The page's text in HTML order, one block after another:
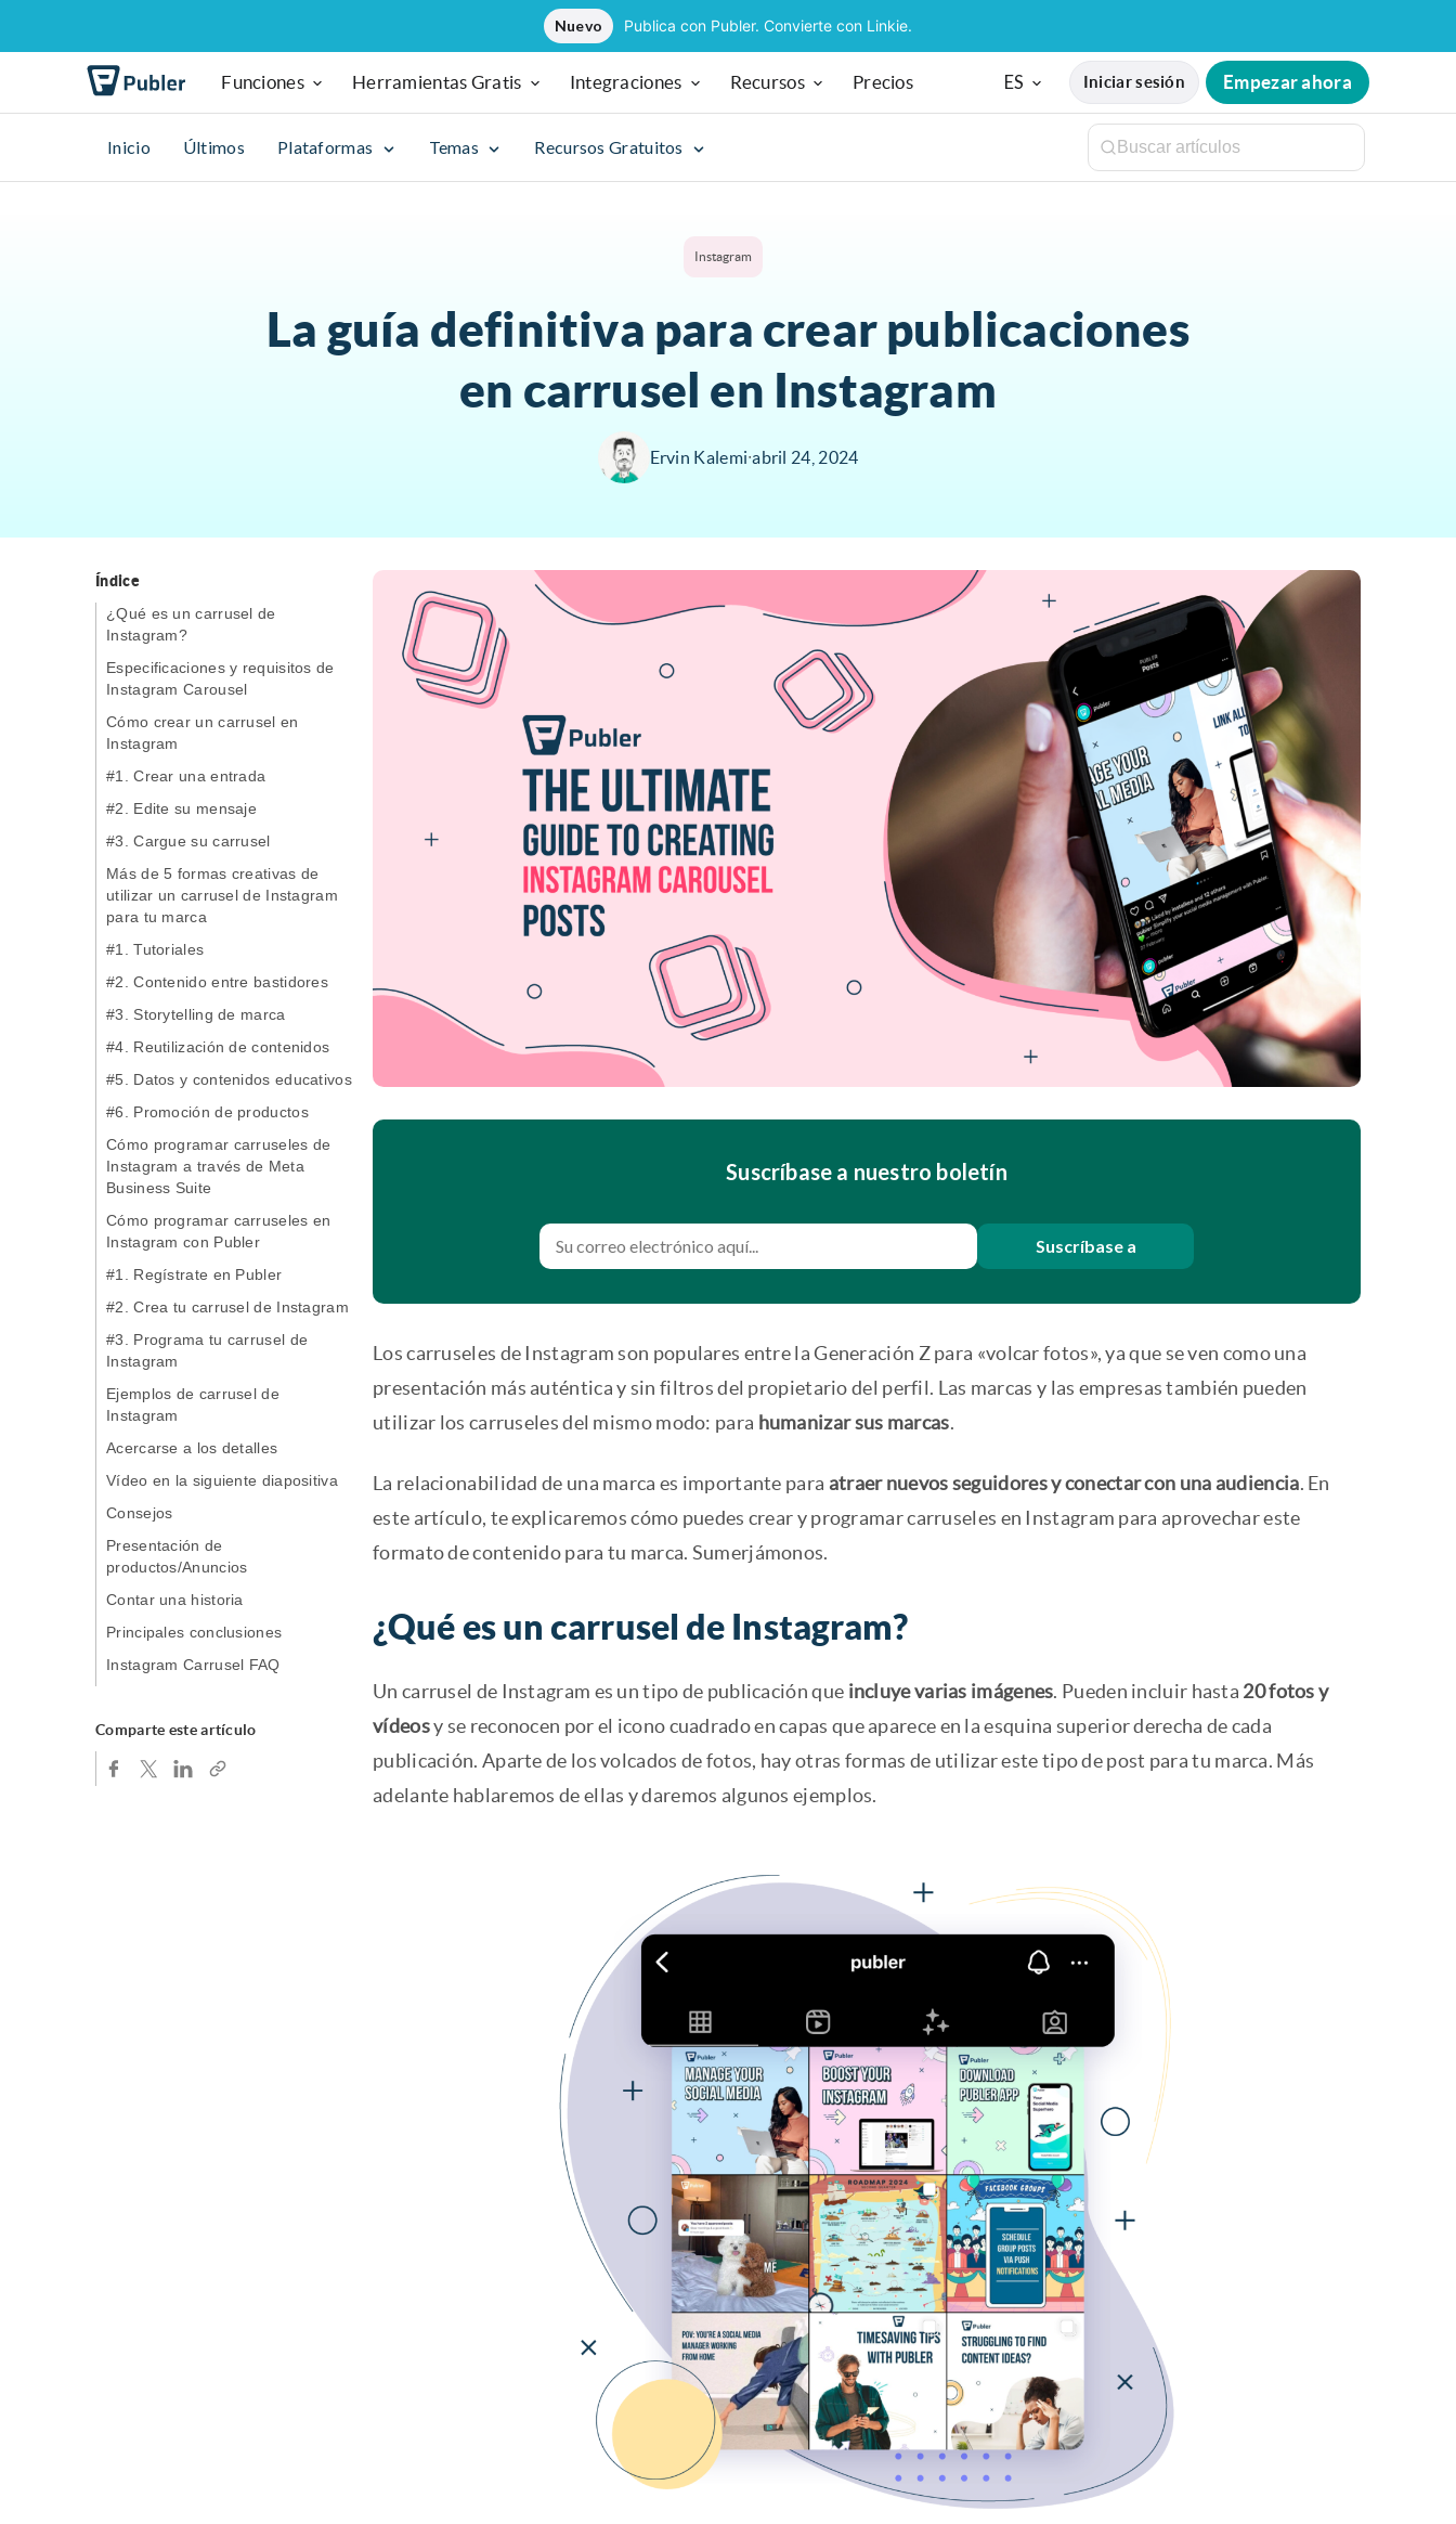
Nuevo Publica con Publer. Convierte con Linkie.
Funciones Herramientas Gratis Integraciones Recursos Precios ES Iniciar sesión Empezar ahora
Inicio Últimos Plataformas Temas Recursos Gratuitos
Instagram
La guía definitiva para crear publicaciones
en carrusel en Instagram
Ervin Kalemi∙abril 24, 2024
Índice
¿Qué es un carrusel de
Instagram?
Especificaciones y requisitos de
Instagram Carousel
Cómo crear un carrusel en
Instagram
#1. Crear una entrada
#2. Edite su mensaje
#3. Cargue su carrusel
Más de 5 formas creativas de
utilizar un carrusel de Instagram
para tu marca
#1. Tutoriales
#2. Contenido entre bastidores
#3. Storytelling de marca
#4. Reutilización de contenidos
#5. Datos y contenidos educativos
#6. Promoción de productos
Cómo programar carruseles de
Instagram a través de Meta
Business Suite
Cómo programar carruseles en
Instagram con Publer
#1. Regístrate en Publer
#2. Crea tu carrusel de Instagram
#3. Programa tu carrusel de
Instagram
Ejemplos de carrusel de
Instagram
Acercarse a los detalles
Vídeo en la siguiente diapositiva
Consejos
Presentación de
productos/Anuncios
Contar una historia
Principales conclusiones
Instagram Carrusel FAQ
Comparte este artículo
Suscríbase a nuestro boletín
Suscríbase a
Los carruseles de Instagram son populares entre la Generación Z para «volcar fotos», ya que se ven como una
presentación más auténtica y sin filtros del propietario del perfil. Las marcas y las empresas también pueden
utilizar los carruseles del mismo modo: para humanizar sus marcas.
La relacionabilidad de una marca es importante para atraer nuevos seguidores y conectar con una audiencia. En
este artículo, te explicaremos cómo puedes crear y programar carruseles en Instagram para aprovechar este
formato de contenido para tu marca. Sumerjámonos.
¿Qué es un carrusel de Instagram?
Un carrusel de Instagram es un tipo de publicación que incluye varias imágenes. Pueden incluir hasta 20 fotos y
vídeosy se reconocen por el icono cuadrado en capas que aparece en la esquina superior derecha de cada
publicación. Aparte de los volcados de fotos, hay otras formas de utilizar este tipo de post para tu marca. Más
adelante hablaremos de ellas y daremos algunos ejemplos.